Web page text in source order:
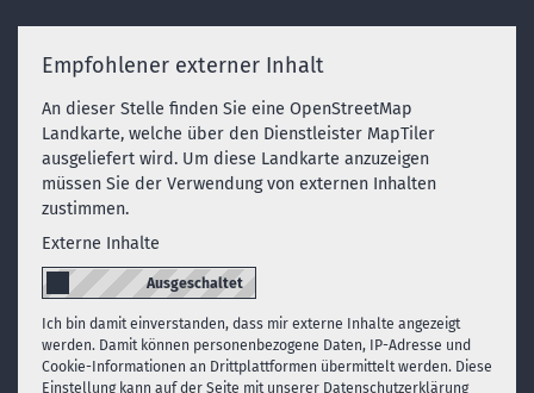
Empfohlener externer Inhalt
An dieser Stelle finden Sie eine OpenStreetMap
Landkarte, welche über den Dienstleister MapTiler
ausgeliefert wird. Um diese Landkarte anzuzeigen
müssen Sie der Verwendung von externen Inhalten
zustimmen.
Externe Inhalte
Ich bin damit einverstanden, dass mir externe Inhalte angezeigt
werden. Damit können personenbezogene Daten, IP-Adresse und
Cookie-Informationen an Drittplattformen übermittelt werden. Diese
Einstellung kann auf der Seite mit unserer Datenschutzerklärung